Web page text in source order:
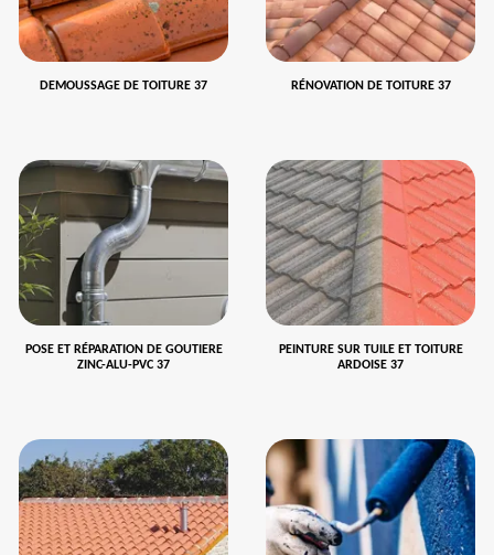
DEMOUSSAGE DE TOITURE 37 RÉNOVATION DE TOITURE 37
POSE ET RÉPARATION DE GOUTIERE
ZINC-ALU-PVC 37
PEINTURE SUR TUILE ET TOITURE
ARDOISE 37